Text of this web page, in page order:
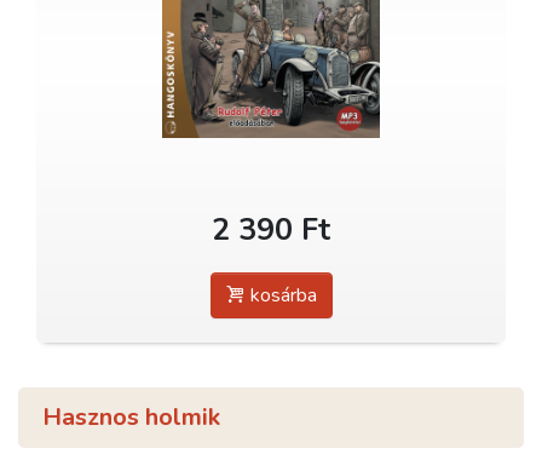
2 390 Ft
kosárba
Hasznos holmik